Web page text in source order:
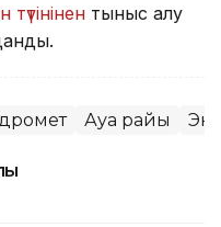
түтінінен тыныс алу
Ауа райы